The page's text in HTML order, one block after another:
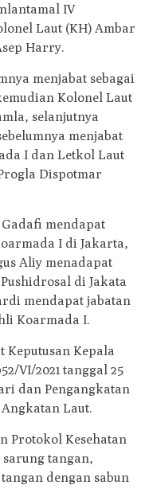
IV
Laut (KH) Ambar
Harry.
menjabat sebagai
Kolonel Laut
selanjutnya
menjabat
I dan Letkol Laut
Dispotmar
mendapat
I di Jakarta,
Aliy menadapat
di Jakata
mendapat jabatan
Koarmada I.
Keputusan Kepala
VI/2021 tanggal 25
dan Pengangkatan
Laut.
Protokol Kesehatan
tangan,
dengan sabun